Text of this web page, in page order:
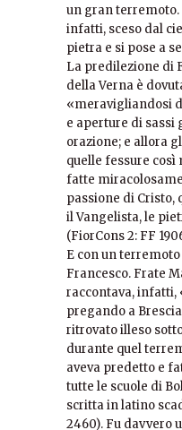
un gran terremoto.
infatti, sceso dal
pietra e si pose a
La predilezione di
della Verna è
«meravigliandosi
e aperture di sassi
orazione; e allora
quelle fessure
fatte
passione di Cristo,
il Vangelista, le
(FiorCons 2: FF
E con un
Francesco. Frate
raccontava, infatti,
pregando a
ritrovato illeso
durante quel
aveva predetto e
tutte le scuole di
scritta in latino
2460). Fu davvero